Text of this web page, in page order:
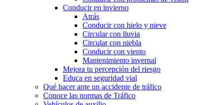
Conducir en invierno
Atrás
Conducir con hielo y nieve
Circular con lluvia
Circular con niebla
Conducir con viento
Mantenimiento invernal
Mejora tu percepción del riesgo
Educa en seguridad vial
Qué hacer ante un accidente de tráfico
Conoce las normas de Tráfico